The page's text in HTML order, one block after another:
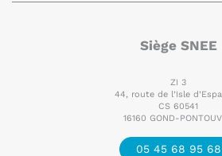
Siège SNEE
ZI 3
44, route de l’Isle
CS 60541
16160 GOND-
05 45 68 95 68